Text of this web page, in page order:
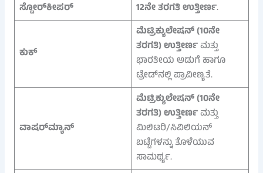
ಸ್ಟೋರ್‌ಕೀಪರ್
12ನೇ ತರಗತಿ ಉತ್ತೀರ್ಣ.
ಕುಕ್
ಮೆಟ್ರಿಕ್ಯುಲೇಷನ್ (10ನೇ
ತರಗತಿ) ಉತ್ತೀರ್ಣಮತ್ತು
ಭಾರತೀಯ ಅಡುಗೆ ಹಾಗೂ
ಟ್ರೇಡ್‌ನಲ್ಲಿ ಪ್ರಾವೀಣ್ಯತೆ.
ವಾಷರ್‌ಮ್ಯಾನ್
ಮೆಟ್ರಿಕ್ಯುಲೇಷನ್ (10ನೇ
ತರಗತಿ) ಉತ್ತೀರ್ಣಮತ್ತು
ಮಿಲಿಟರಿ/ಸಿವಿಲಿಯನ್
ಬಟ್ಟೆಗಳನ್ನು ತೊಳೆಯುವ
ಸಾಮರ್ಥ್ಯ.